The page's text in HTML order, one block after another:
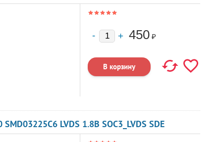
450 ₽
LVDS 1.8В SOC3_LVDS SDE